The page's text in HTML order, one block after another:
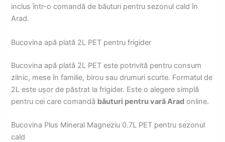
inclus într-o comandă de băuturi pentru sezonul cald în
Arad.
Bucovina apă plată 2L PET pentru frigider
Bucovina apă plată 2L PET este potrivită pentru consum
zilnic, mese în familie, birou sau drumuri scurte. Formatul de
2L este ușor de păstrat la frigider. Este o alegere simplă
pentru cei care comandă băuturi pentru vară Arad online.
Bucovina Plus Mineral Magneziu 0.7L PET pentru sezonul
cald